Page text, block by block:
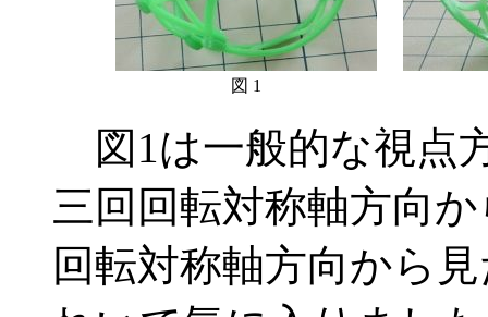
図 1
図1は一般的な視点
三回回転対称軸方向
回転対称軸方向から